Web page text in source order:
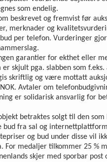
som endelig.
beskrevet og fremvist før
merknader og
per telefon. Vurderinger
garantier for ekthet eller
skjult pga. slabben som
skriftlig og være mottatt
Avtaler om
er solidarisk ansvarlig for
betraktes solgt til den
bud fra sal og
og bud under disse vil
For medaljer tilkommer 25 %
skjer med sporbar